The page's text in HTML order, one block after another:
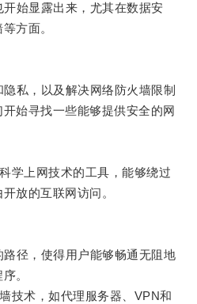
始显露出来，尤其在数据安
方面。
，以及解决网络防火墙限制
始寻找一些能够提供安全的网
上网技术的工具，能够绕过
放的互联网访问。
径，使得用户能够畅通无阻地
。
术，如代理服务器、VPN和